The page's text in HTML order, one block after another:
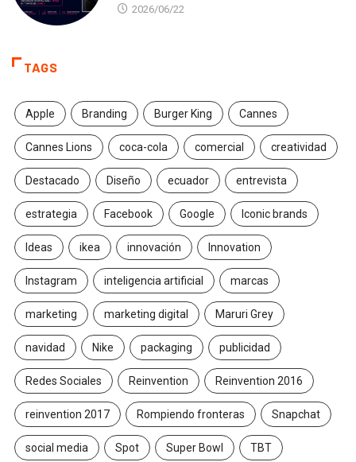
2026/06/22
TAGS
Apple Branding Burger King Cannes
Cannes Lions coca-cola comercial creatividad
Destacado Diseño ecuador entrevista
estrategia Facebook Google Iconic brands
Ideas ikea innovación Innovation
Instagram inteligencia artificial marcas
marketing marketing digital Maruri Grey
navidad Nike packaging publicidad
Redes Sociales Reinvention Reinvention 2016
reinvention 2017 Rompiendo fronteras Snapchat
social media Spot Super Bowl TBT